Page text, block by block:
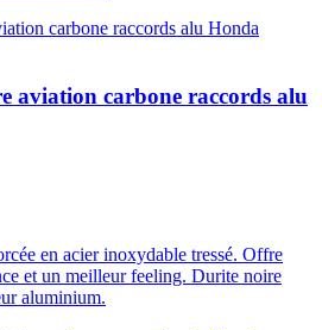
aviation carbone raccords alu
en acier inoxydable tressé. Offre
et un meilleur feeling. Durite noire
aluminium.